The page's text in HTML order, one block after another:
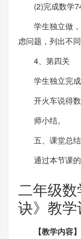
(2)完成数学
学生独立做
虑问题，列出不同
4、第四关
学生独立完
开火车说得
师小结。
五、课堂总结
通过本节课
二年级
诀》教
【教学内容】